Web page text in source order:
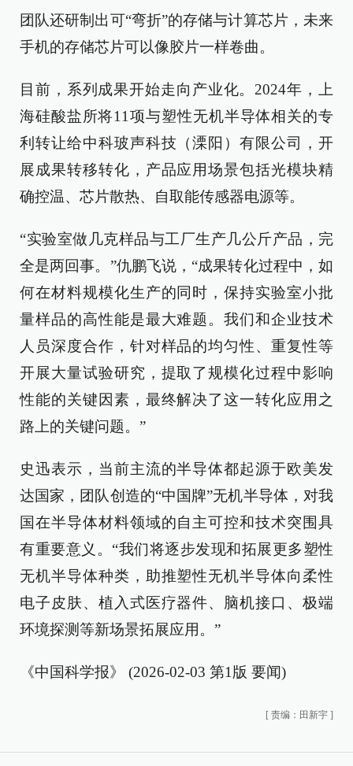
团队还研制出可“弯折”的存储与计算芯片，未来
手机的存储芯片可以像胶片一样卷曲。
目前，系列成果开始走向产业化。2024年，上
海硅酸盐所将11项与塑性无机半导体相关的专
利转让给中科玻声科技（溧阳）有限公司，开
展成果转移转化，产品应用场景包括光模块精
确控温、芯片散热、自取能传感器电源等。
“实验室做几克样品与工厂生产几公斤产品，完
全是两回事。”仇鹏飞说，“成果转化过程中，如
何在材料规模化生产的同时，保持实验室小批
量样品的高性能是最大难题。我们和企业技术
人员深度合作，针对样品的均匀性、重复性等
开展大量试验研究，提取了规模化过程中影响
性能的关键因素，最终解决了这一转化应用之
路上的关键问题。”
史迅表示，当前主流的半导体都起源于欧美发
达国家，团队创造的“中国牌”无机半导体，对我
国在半导体材料领域的自主可控和技术突围具
有重要意义。“我们将逐步发现和拓展更多塑性
无机半导体种类，助推塑性无机半导体向柔性
电子皮肤、植入式医疗器件、脑机接口、极端
环境探测等新场景拓展应用。”
《中国科学报》 (2026-02-03 第1版 要闻)
[ 责编：田新宇 ]